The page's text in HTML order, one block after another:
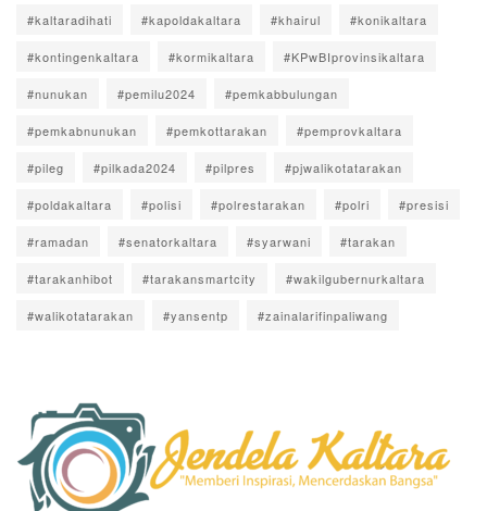
#kaltaradihati #kapoldakaltara #khairul #konikaltara
#kontingenkaltara #kormikaltara #KPwBIprovinsikaltara
#nunukan #pemilu2024 #pemkabbulungan
#pemkabnunukan #pemkottarakan #pemprovkaltara
#pileg #pilkada2024 #pilpres #pjwalikotatarakan
#poldakaltara #polisi #polrestarakan #polri #presisi
#ramadan #senatorkaltara #syarwani #tarakan
#tarakanhibot #tarakansmartcity #wakilgubernurkaltara
#walikotatarakan #yansentp #zainalarifinpaliwang